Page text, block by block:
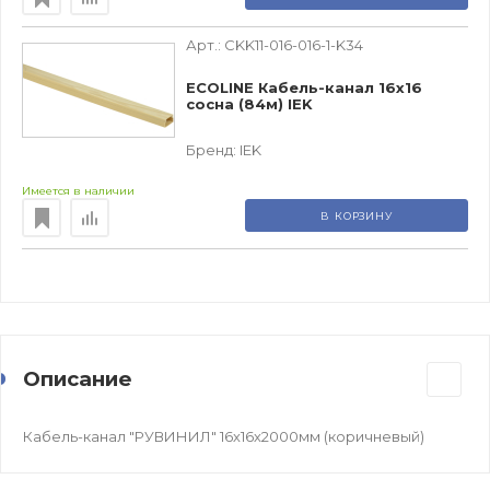
Арт.: CKK11-016-016-1-K34
ECOLINE Кабель-канал 16х16
сосна (84м) IEK
Бренд: IEK
Имеется в наличии
В КОРЗИНУ
Описание
Кабель-канал "РУВИНИЛ" 16х16х2000мм (коричневый)